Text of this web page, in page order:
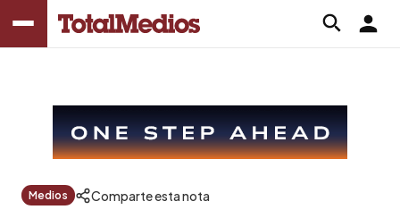
Medios Comparte esta nota